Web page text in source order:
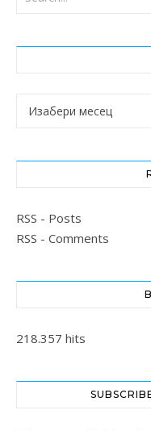
Архиве
RSS - Posts
RSS - Comments
218.357 hits